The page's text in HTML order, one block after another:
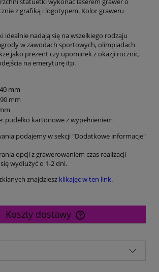
z grafiką i logotypem. Kolor graweru
idealnie nadają się na wszelkiego rodzaju
w zawodach sportowych, olimpiadach
jako prezent czy upominek z okazji rocznic,
na emeryturę itp.
mm
mm
pudełko kartonowe z wypełnieniem
podajemy w sekcji "Dodatkowe informacje"
opcji z grawerowaniem czas realizacji
wydłużyć o 1-2 dni.
znajdziesz klikając w ten link.
Koszty dostawy
ewentualnych kosztów płatności